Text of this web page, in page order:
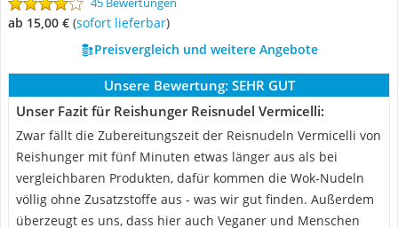
ab 15,00 € ( Sofort lieferbar)
Preisvergleich und weitere Angebote
Unsere Bewertung: SEHR GUT
Unser Fazit für Reishunger Reisnudel Vermicelli:
Zwar fällt die Zubereitungszeit der Reisnudeln Vermicelli von
Reishunger mit fünf Minuten etwas länger aus als bei
vergleichbaren Produkten, dafür kommen die Wok-Nudeln
völlig ohne Zusatzstoffe aus - was wir gut finden. Außerdem
überzeugt es uns, dass hier auch Veganer und Menschen